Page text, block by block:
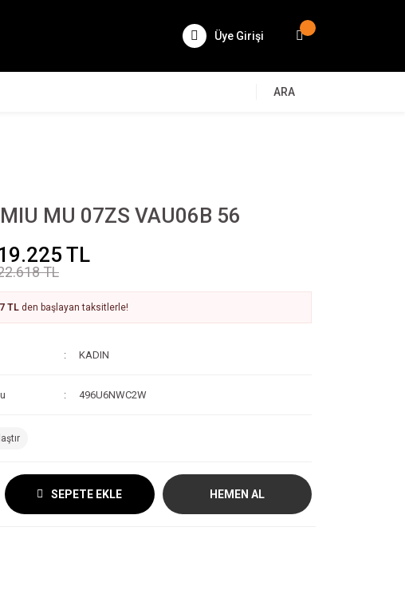
Üye Girişi
ARA
MU 07ZS VAU06B 56
TL
TL
TL den başlayan taksitlerle!
KADIN
496U6NWC2W
SEPETE EKLE HEMEN AL